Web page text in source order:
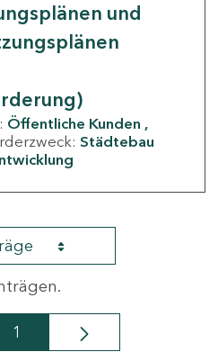
und
Öffentliche Kunden
Städtebau
Seite
1